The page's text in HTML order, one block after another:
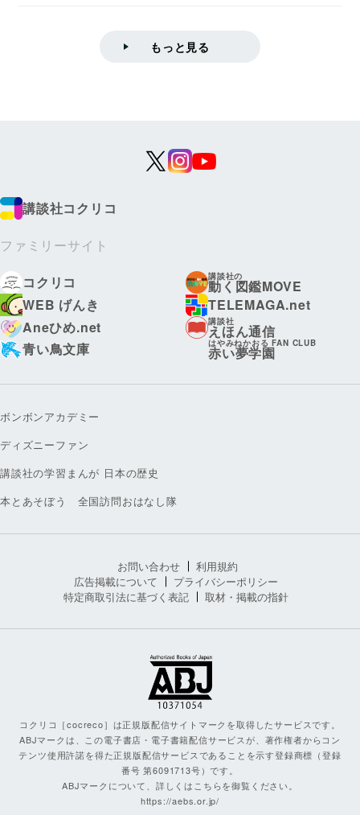
もっと見る
講談社コクリコ
ファミリーサイト
コクリコ
講談社の
動く図鑑MOVE
WEB げんき
TELEMAGA.net
Aneひめ.net
講談社
えほん通信
青い鳥文庫
はやみねかおる FAN CLUB
赤い夢学園
ボンボンアカデミー
ディズニーファン
講談社の学習まんが 日本の歴史
本とあそぼう 全国訪問おはなし隊
お問い合わせ
利用規約
広告掲載について
プライバシーポリシー
特定商取引法に基づく表記
取材・掲載の指針
コクリコ［cocreco］は正規版配信サイトマークを取得したサービスです。
ABJマークは、この電子書店・電子書籍配信サービスが、著作権者からコン
テンツ使用許諾を得た正規版配信サービスであることを示す登録商標（登録
番号 第6091713号）です。
ABJマークについて、詳しくはこちらを御覧ください。
https://aebs.or.jp/